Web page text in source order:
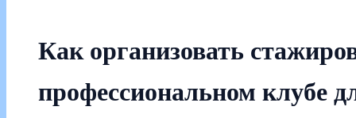
Как организовать
профессиональном клубе